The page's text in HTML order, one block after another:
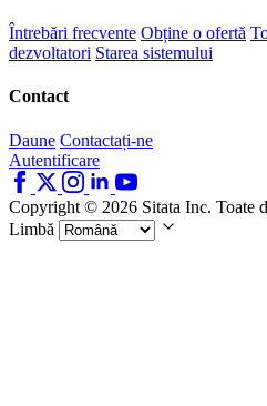
Întrebări frecvente Obține o ofertă
dezvoltatori Starea sistemului
Contact
Daune Contactați-ne
Autentificare
Copyright © 2026 Sitata Inc. Toate
Limbă